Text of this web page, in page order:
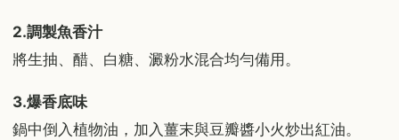
2.調製魚香汁
將生抽、醋、白糖、澱粉水混合均勻備用。
3.爆香底味
鍋中倒入植物油，加入薑末與豆瓣醬小火炒出紅油。